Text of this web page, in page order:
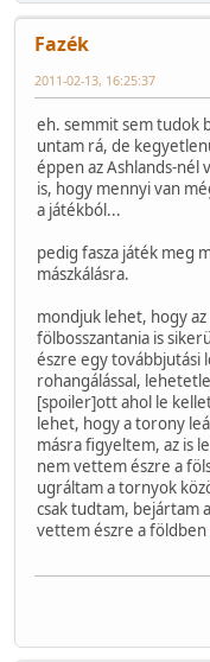
Fazék
2011-02-13, 16:25:37
eh. semmit sem tudok
untam rá, de
éppen az Ashlands-nél
is, hogy mennyi van
a játékból...
pedig fasza játék meg
mászkálásra.
mondjuk lehet, hogy
fölbosszantania is
észre egy továbbjutási
rohangálással,
[spoiler]ott ahol le
lehet, hogy a torony
másra figyeltem, az is
nem vettem észre a
ugráltam a tornyok
csak tudtam, bejártam
vettem észre a földben